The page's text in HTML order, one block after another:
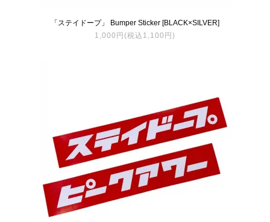
「ステイドープ」 Bumper Sticker [BLACK×SILVER]
1,000円(税込1,100円)